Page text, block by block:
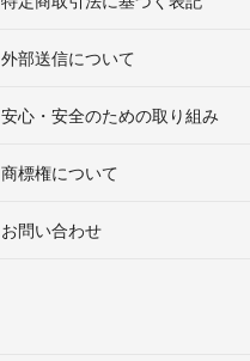
外部送信について
安心・安全のための取り組み
商標権について
お問い合わせ